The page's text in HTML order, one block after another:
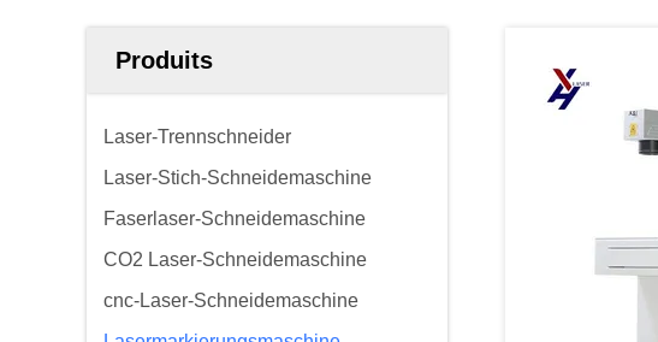
Produits
Laser-Trennschneider
Laser-Stich-Schneidemaschine
Faserlaser-Schneidemaschine
CO2 Laser-Schneidemaschine
cnc-Laser-Schneidemaschine